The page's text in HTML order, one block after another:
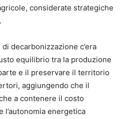
considerate strategiche
decarbonizzazione c’era
equilibrio tra la produzione
e il preservare il territorio
aggiungendo che il
a contenere il costo
l’autonomia energetica